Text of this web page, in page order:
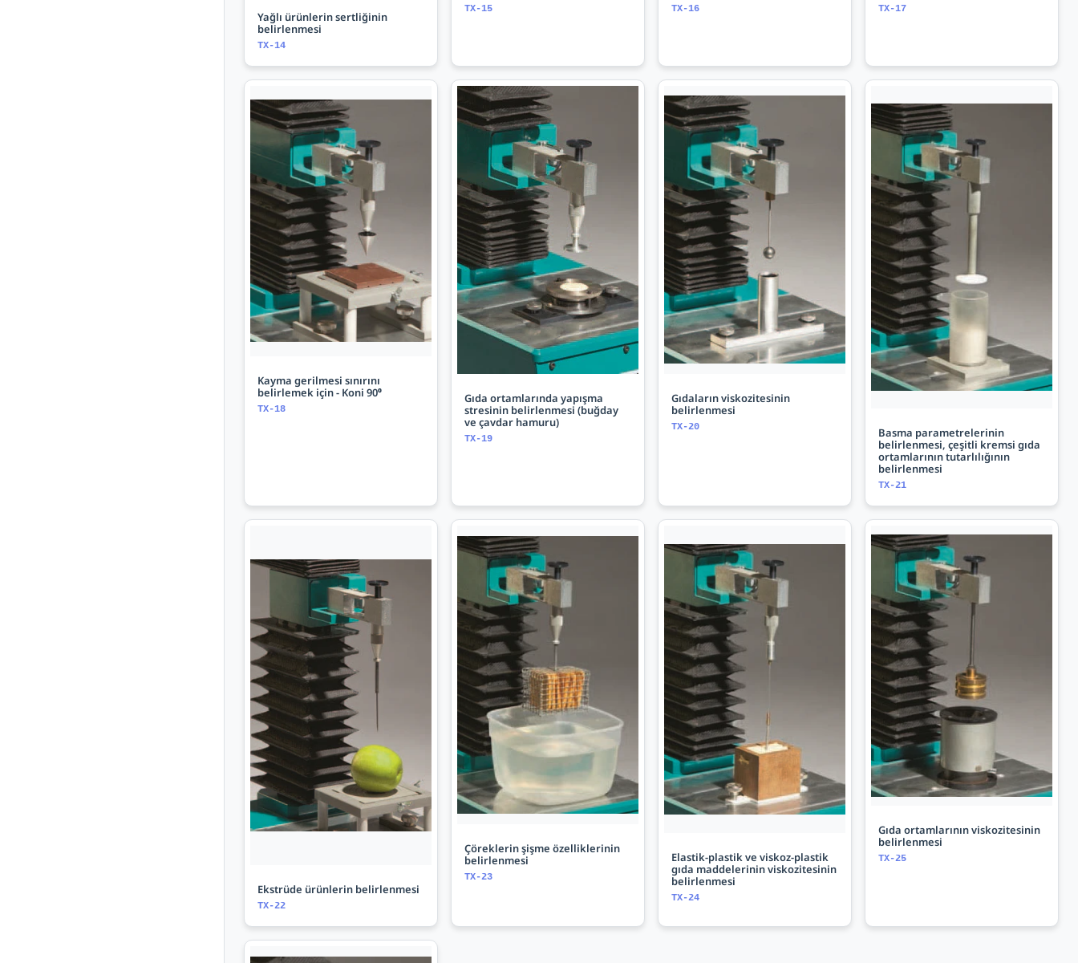
Yağlı ürünlerin sertliğinin
belirlenmesi
TX-14
TX-15 TX-16 TX-17
Kayma gerilmesi sınırını
belirlemek için - Koni 90⁰
TX-18
Gıda ortamlarında yapışma
stresinin belirlenmesi (buğday
ve çavdar hamuru)
TX-19
Gıdaların viskozitesinin
belirlenmesi
TX-20
Basma parametrelerinin
belirlenmesi, çeşitli kremsi gıda
ortamlarının tutarlılığının
belirlenmesi
TX-21
Ekstrüde ürünlerin belirlenmesi
TX-22
Çöreklerin şişme özelliklerinin
belirlenmesi
TX-23
Elastik-plastik ve viskoz-plastik
gıda maddelerinin viskozitesinin
belirlenmesi
TX-24
Gıda ortamlarının viskozitesinin
belirlenmesi
TX-25